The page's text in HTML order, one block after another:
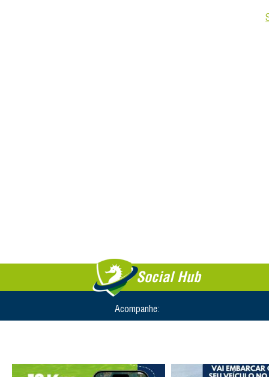
Social Hub
Acompanhe: